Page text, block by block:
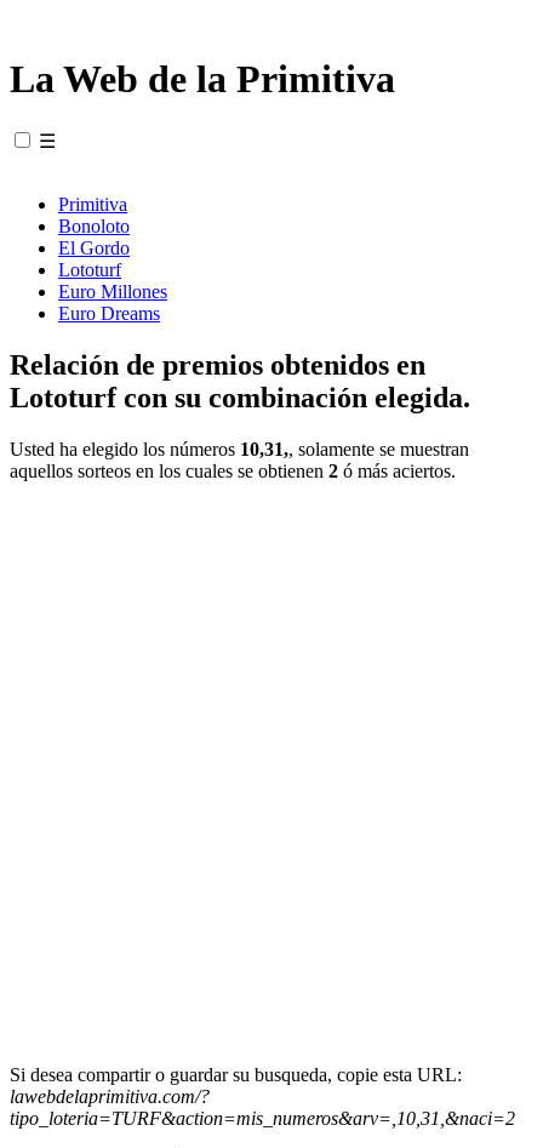
La Web de la Primitiva
☰
Primitiva
Bonoloto
El Gordo
Lototurf
Euro Millones
Euro Dreams
Relación de premios obtenidos en
Lototurf con su combinación elegida.
Usted ha elegido los números 10,31,, solamente se muestran
aquellos sorteos en los cuales se obtienen 2 ó más aciertos.
Si desea compartir o guardar su busqueda, copie esta URL:
lawebdelaprimitiva.com/?
tipo_loteria=TURF&action=mis_numeros&arv=,10,31,&naci=2